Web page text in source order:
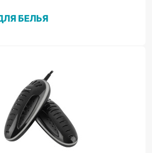
БЕЛЬЯ